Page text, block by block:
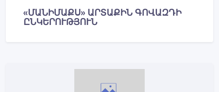
«ՄԱՆԻՄԱՔՍ» ԱՐՏԱՔԻՆ ԳՈՎԱԶԴԻ
ԸՆԿԵՐՈՒԹՅՈՒՆ